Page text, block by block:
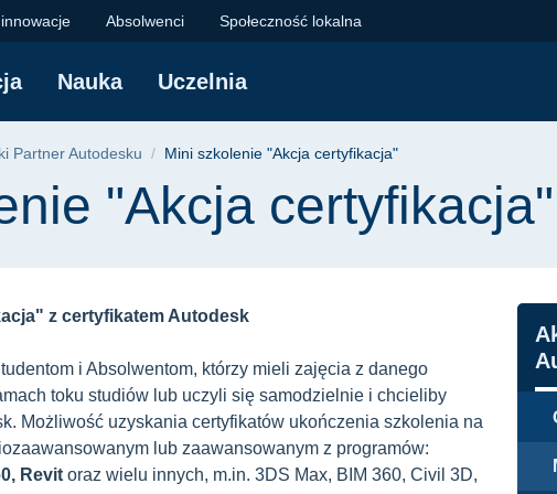
certyfikacja" |
Absolwenci Społeczność lokalna
Nauka Uczelnia
Partner Autodesku Mini szkolenie "Akcja certyfikacja"
"Akcja certyfikacja"
z certyfikatem Autodesk
i Absolwentom, którzy mieli zajęcia z danego
toku studiów lub uczyli się samodzielnie i chcieliby
Możliwość uzyskania certyfikatów ukończenia szkolenia na
lub zaawansowanym z programów:
Revit oraz wielu innych, m.in. 3DS Max, BIM 360, Civil 3D,